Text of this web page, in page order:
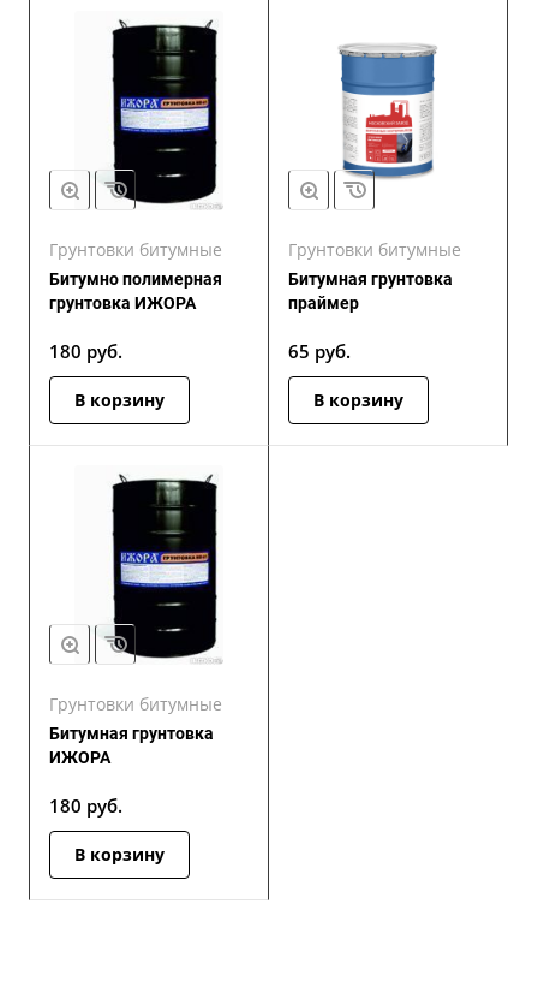
Грунтовки битумные
Битумно полимерная
грунтовка ИЖОРА
180 руб.
В корзину
Грунтовки битумные
Битумная грунтовка
праймер
65 руб.
В корзину
Грунтовки битумные
Битумная грунтовка
ИЖОРА
180 руб.
В корзину